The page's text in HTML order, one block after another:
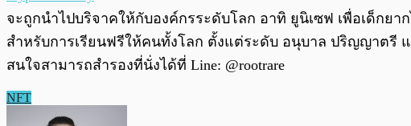
จะถูกนำไปบริจาคให้กับองค์กรระดับโลก อาทิ ยูนิเซฟ เพื่อเด็กยาก
สำหรับการเรียนฟรีให้คนทั้งโลก ตั้งแต่ระดับ อนุบาล ปริญญาตรี
สนใจสามารถสำรองที่นั่งได้ที่ Line: @rootrare
NFT